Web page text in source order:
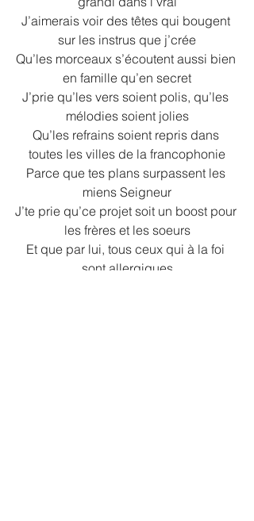
J’aimerais voir des têtes qui bougent
sur les instrus que j’crée
Qu’les morceaux s’écoutent aussi bien
en famille qu’en secret
J’prie qu’les vers soient polis, qu’les
mélodies soient jolies
Qu’les refrains soient repris dans
toutes les villes de la francophonie
Parce que tes plans surpassent les
miens Seigneur
J’te prie qu’ce projet soit un boost pour
les frères et les soeurs
Et que par lui, tous ceux qui à la foi
sont allergiques